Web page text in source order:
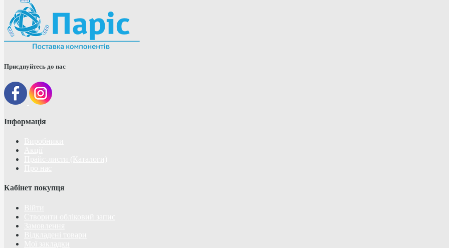
Приєднуйтесь до нас
Інформація
Кабінет покупця